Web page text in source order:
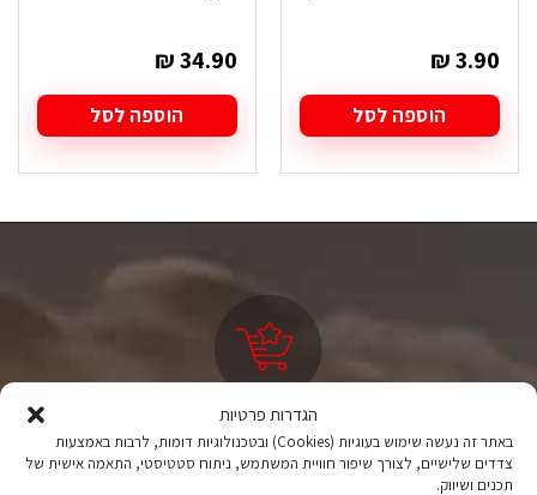
הגדרות פרטיות
באתר זה נעשה שימוש בעוגיות (Cookies) ובטכנולוגיות דומות, לרבות באמצעות
צדדים שלישיים, לצורך שיפור חוויית המשתמש, ניתוח סטטיסטי, התאמה אישית של
תכנים ושיווק.
₪3.90
הוספה לסל
₪34.90
הוספה לסל
ציוד טיולים
מהיבואן לצרכן